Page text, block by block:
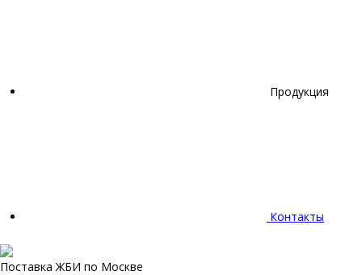
Продукция
Контакты
Поставка ЖБИ по Москве